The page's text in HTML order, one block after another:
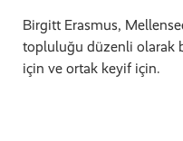
Birgitt Erasmus,
topluluğu düzenli olarak
için ve ortak keyif için.